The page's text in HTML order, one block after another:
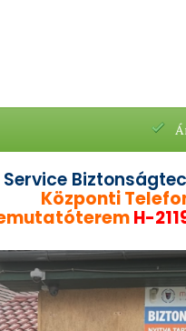
Központi
H-